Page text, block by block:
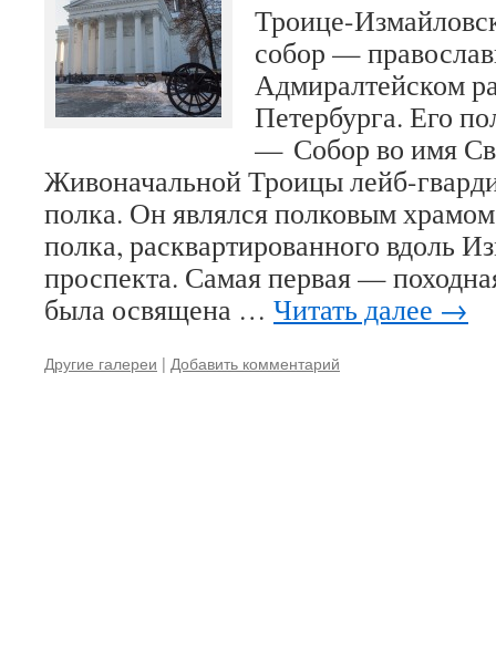
Троице-
собор —
Адмиралтейском
Петербурга. Его
— Собор во имя
Живоначальной Троицы лейб-
полка. Он являлся полковым
полка, расквартированного вдоль
проспекта. Самая первая —
была освящена … Читать далее →
Другие галереи | Добавить комментарий